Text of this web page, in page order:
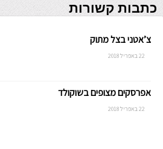
כתבות קשורות
צ’אטני בצל מתוק
22 באפריל 2018
אפרסקים מצופים בשוקולד
22 באפריל 2018